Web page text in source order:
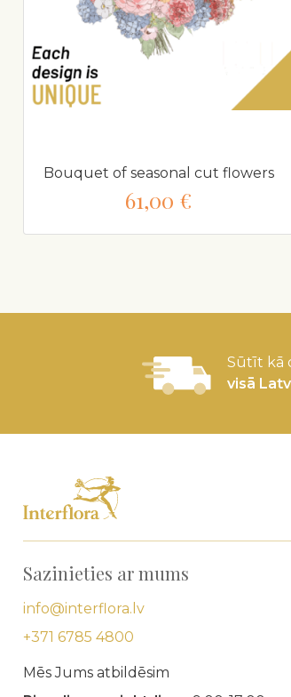
Bouquet of seasonal cut flowers
61,00 €
Sūtīt kā
visā
Sazinieties ar mums
info@interflora.lv
+371 6785 4800
Mēs Jums atbildēsim